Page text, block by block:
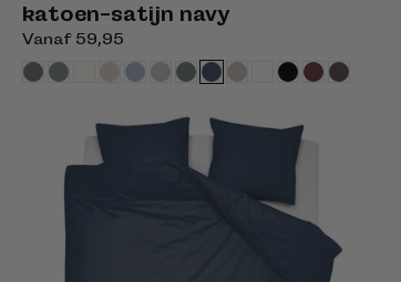
katoen-satijn navy
Normale
prijs
Vanaf 59,95